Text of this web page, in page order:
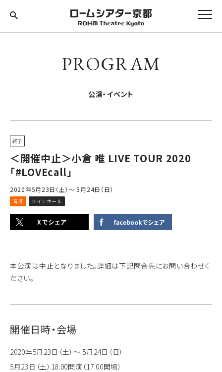
PROGRAM
公演・イベント
終了
＜開催中止＞小倉 唯 LIVE TOUR 2020
「#LOVEcall」
2020年5月23日（土）～ 5月24日（日）
音楽 メインホール
本公演は中止となりました。詳細は下記問合先にお問い合わせく
ださい。
開催日時・会場
2020年5月23日（土）～ 5月24日（日）
5月23日（土）18:00開演（17:00開場）